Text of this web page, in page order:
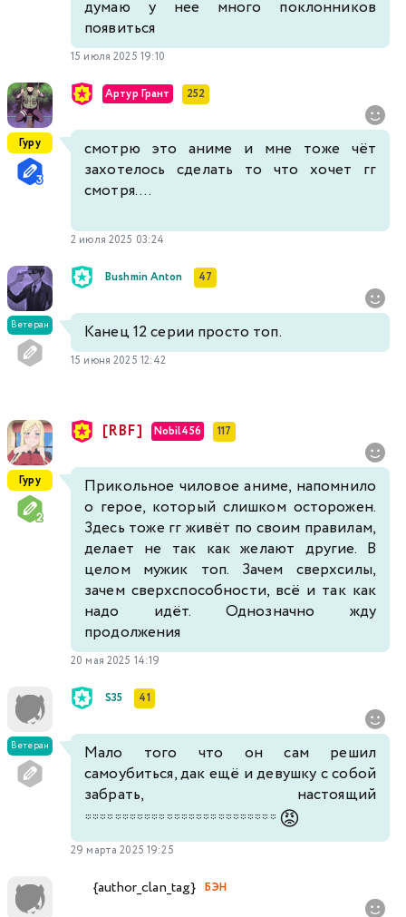
думаю у нее много поклонников
появиться
15 июля 2025 19:10
Гуру
Артур Грант 252
смотрю это аниме и мне тоже чёт
захотелось сделать то что хочет гг
смотря....
2 июля 2025 03:24
Ветеран
Bushmin Anton 47
Канец 12 серии просто топ.
15 июня 2025 12:42
Гуру
[RBF] Nobil456 117
Прикольное чиловое аниме, напомнило
о герое, который слишком осторожен.
Здесь тоже гг живёт по своим правилам,
делает не так как желают другие. В
целом мужик топ. Зачем сверхсилы,
зачем сверхспособности, всё и так как
надо идёт. Однозначно жду
продолжения
20 мая 2025 14:19
Ветеран
S35 41
Мало того что он сам решил
самоубиться, дак ещё и девушку с собой
забрать, настоящий
************************** 😡
29 марта 2025 19:25
{author_clan_tag} БЭН